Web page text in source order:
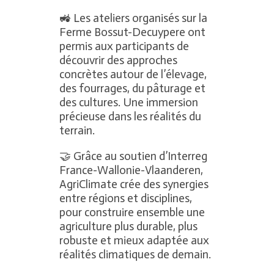
🚜 Les ateliers organisés sur la
Ferme Bossut-Decuypere ont
permis aux participants de
découvrir des approches
concrètes autour de l’élevage,
des fourrages, du pâturage et
des cultures. Une immersion
précieuse dans les réalités du
terrain.
🤝 Grâce au soutien d’Interreg
France-Wallonie-Vlaanderen,
AgriClimate crée des synergies
entre régions et disciplines,
pour construire ensemble une
agriculture plus durable, plus
robuste et mieux adaptée aux
réalités climatiques de demain.